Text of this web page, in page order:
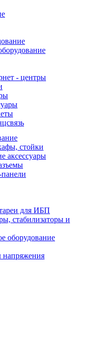
- центры
стойки
аксессуары
для ИБП
стабилизаторы и
оборудование
напряжения